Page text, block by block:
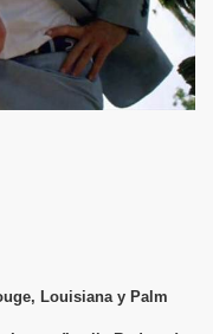
Louisiana y Palm